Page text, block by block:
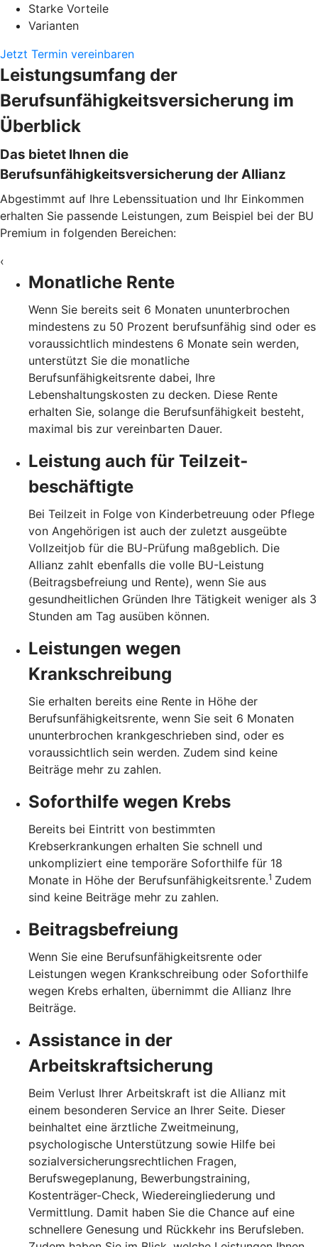
Starke Vorteile
Varianten
Jetzt Termin vereinbaren
Leistungsumfang der
Berufsunfähigkeitsversicherung im
Überblick
Das bietet Ihnen die
Berufsunfähigkeitsversicherung der Allianz
Abgestimmt auf Ihre Lebenssituation und Ihr Einkommen
erhalten Sie passende Leistungen, zum Beispiel bei der BU
Premium in folgenden Bereichen:
‹
Monatliche Rente
Wenn Sie bereits seit 6 Monaten ununterbrochen
mindestens zu 50 Prozent berufsunfähig sind oder es
voraussichtlich mindestens 6 Monate sein werden,
unterstützt Sie die monatliche
Berufsunfähigkeitsrente dabei, Ihre
Lebenshaltungskosten zu decken. Diese Rente
erhalten Sie, solange die Berufsunfähigkeit besteht,
maximal bis zur vereinbarten Dauer.
Leistung auch für Teilzeit­
beschäftigte
Bei Teilzeit in Folge von Kinderbetreuung oder Pflege
von Angehörigen ist auch der zuletzt ausgeübte
Vollzeitjob für die BU-Prüfung maßgeblich. Die
Allianz zahlt ebenfalls die volle BU-Leistung
(Beitragsbefreiung und Rente), wenn Sie aus
gesundheitlichen Gründen Ihre Tätigkeit weniger als 3
Stunden am Tag ausüben können.
Leistungen wegen
Krankschreibung
Sie erhalten bereits eine Rente in Höhe der
Berufsunfähigkeitsrente, wenn Sie seit 6 Monaten
ununterbrochen krankgeschrieben sind, oder es
voraussichtlich sein werden. Zudem sind keine
Beiträge mehr zu zahlen.
Soforthilfe wegen Krebs
Bereits bei Eintritt von bestimmten
Krebserkrankungen erhalten Sie schnell und
unkompliziert eine temporäre Soforthilfe für 18
Monate in Höhe der Berufsunfähigkeitsrente.1 Zudem
sind keine Beiträge mehr zu zahlen.
Beitragsbefreiung
Wenn Sie eine Berufsunfähigkeitsrente oder
Leistungen wegen Krankschreibung oder Soforthilfe
wegen Krebs erhalten, übernimmt die Allianz Ihre
Beiträge.
Assistance in der
Arbeitskraftsicherung
Beim Verlust Ihrer Arbeitskraft ist die Allianz mit
einem besonderen Service an Ihrer Seite. Dieser
beinhaltet eine ärztliche Zweitmeinung,
psychologische Unterstützung sowie Hilfe bei
sozialversicherungsrechtlichen Fragen,
Berufswegeplanung, Bewerbungstraining,
Kostenträger-Check, Wiedereingliederung und
Vermittlung. Damit haben Sie die Chance auf eine
schnellere Genesung und Rückkehr ins Berufsleben.